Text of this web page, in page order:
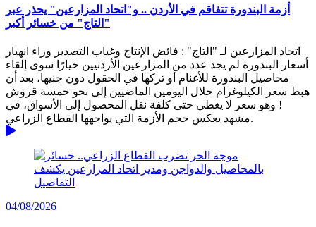
أزمة البندورة تتفاقم في الأردن .. و"اتحاد المزارعين" يحذر عبر
"التاج" من خسائر أكبر
اتحاد المزارعين لـ "التاج" : فائض الإنتاج وغياب التصدير وراء انهيار
أسعار البندورة لم يجد عدد من المزارعين الأردنيين خيارًا سوى إلقاء
محاصيل البندورة للأغنام أو تركها في الحقول دون جنيها، بعد أن
هبط سعر الكيلوغرام خلال اليومين الماضيين إلى نحو خمسة قروش
! وهو سعر لا يغطي حتى كلفة نقل المحصول إلى الأسواق، في
مشهد يعكس حجم الأزمة التي يواجهها القطاع الزراعي.
04/08/2026